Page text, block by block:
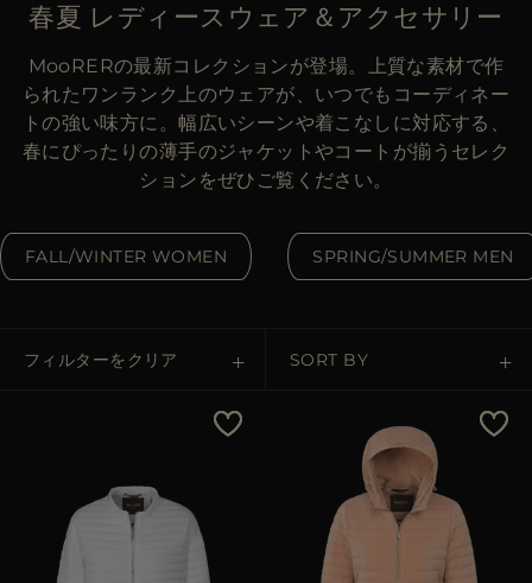
DE
US
JP
AU
DK
ES
その他の国
JA
春夏 レディースウェア＆アクセサリー
MooRERの最新コレクションが登場。上質な素材で作
られたワンランク上のウェアが、いつでもコーディネー
トの強い味方に。幅広いシーンや着こなしに対応する、
春にぴったりの薄手のジャケットやコートが揃うセレク
ションをぜひご覧ください。
FALL/WINTER WOMEN SPRING/SUMMER MEN
フィルターをクリア SORT BY
Price High To Low
Best Sellers